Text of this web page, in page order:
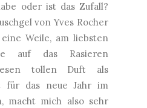
oder ist das Zufall?
von Yves Rocher
Weile, am liebsten
auf das Rasieren
tollen Duft als
für das neue Jahr im
macht mich also sehr